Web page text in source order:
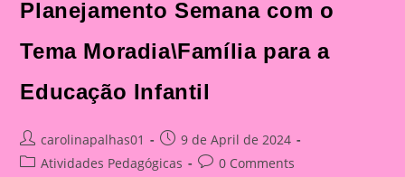
Planejamento Semana com o
Tema Moradia\Família para a
Educação Infantil
Post
author:
carolinapalhas01
Post
published:
9 de April de 2024
PostAtividades Pedagógicas
Post0 Comments